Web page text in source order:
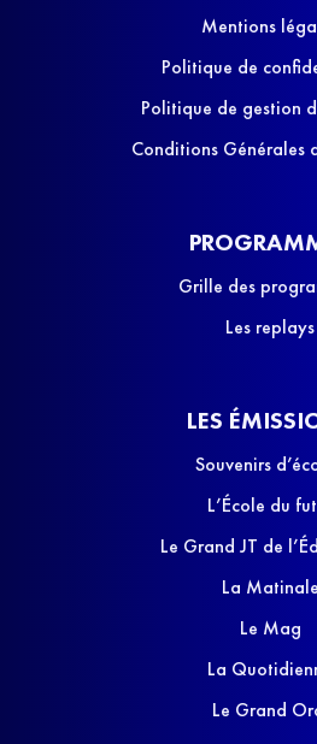
Mentions
Politique de
Politique de gestion
Conditions Générales
Grille des
Les replays
LES
Souvenirs
L’École du
Le Grand JT de
La Matinale
Le Mag
La
Le Grand